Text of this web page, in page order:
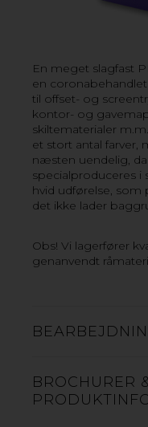
En meget slagfast
en
til offset- og
kontor- og
skiltematerialer
et stort antal farver,
næsten uendelig,
specialproduceres i
hvid udførelse, som
det ikke lader
Obs! Vi lagerfører
genanvendt
BROCHURER
PP BOBLE
Sandwichplade med
termoformet
yderlag. Pladen får
bobler. Materialet
modstandsdygtigt
corona-behandlede
trykegenskaber og
lang holdbarhed.
miljøegenskaber
AKYLITE 3R REC